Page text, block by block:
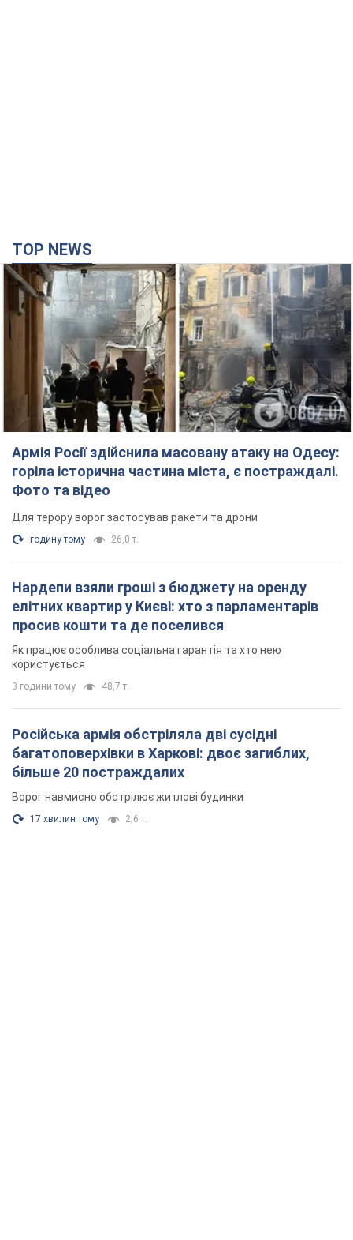
TOP NEWS
Армія Росії здійснила масовану атаку на Одесу:
горіла історична частина міста, є постраждалі.
Фото та відео
Для терору ворог застосував ракети та дрони
годину тому 26,0 т.
Нардепи взяли гроші з бюджету на оренду
елітних квартир у Києві: хто з парламентарів
просив кошти та де поселився
Як працює особлива соціальна гарантія та хто нею
користується
3 години тому 48,7 т.
Російська армія обстріляла дві сусідні
багатоповерхівки в Харкові: двоє загиблих,
більше 20 постраждалих
Ворог навмисно обстрілює житлові будинки
17 хвилин тому 2,6 т.